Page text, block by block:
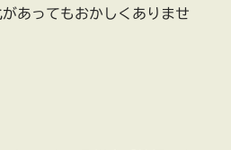
あってもおかしくありませ